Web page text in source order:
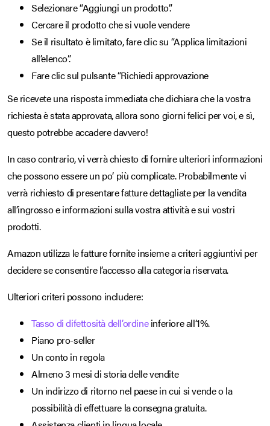
Selezionare “Aggiungi un prodotto”.
Cercare il prodotto che si vuole vendere
Se il risultato è limitato, fare clic su “Applica limitazioni
all’elenco”.
Fare clic sul pulsante “Richiedi approvazione
Se ricevete una risposta immediata che dichiara che la vostra
richiesta è stata approvata, allora sono giorni felici per voi, e sì,
questo potrebbe accadere davvero!
In caso contrario, vi verrà chiesto di fornire ulteriori informazioni
che possono essere un po’ più complicate. Probabilmente vi
verrà richiesto di presentare fatture dettagliate per la vendita
all’ingrosso e informazioni sulla vostra attività e sui vostri
prodotti.
Amazon utilizza le fatture fornite insieme a criteri aggiuntivi per
decidere se consentire l’accesso alla categoria riservata.
Ulteriori criteri possono includere:
Tasso di difettosità dell’ordineinferiore all’1%.
Piano pro-seller
Un conto in regola
Almeno 3 mesi di storia delle vendite
Un indirizzo di ritorno nel paese in cui si vende o la
possibilità di effettuare la consegna gratuita.